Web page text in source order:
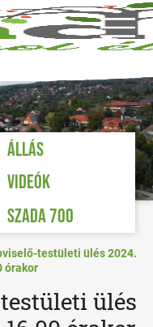
ÁLLÁS
VIDEÓK
SZADA 700
testületi ülés 2024.
órakor
ülés